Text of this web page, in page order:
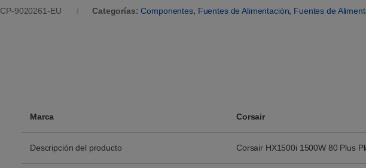
CP-9020261-EU Categorías:Componentes, Fuentes de Alimentación, Fuentes de
Marca Corsair
Descripción del producto Corsair HX1500i 1500W 80 Plus